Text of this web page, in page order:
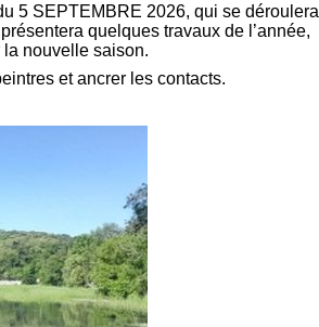
5 SEPTEMBRE 2026, qui se déroulera
quelques travaux de l’année,
nouvelle saison.
et ancrer les contacts.